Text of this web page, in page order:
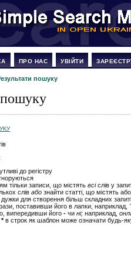
ПРО НАС УВІЙТИ
пошуку
пошуку
до регістру
тільки записи, що містятьвсіслів у
слівабо знайти статті, що містять
для створення більш складних
поставивши його в лапки, наприклад,
випередивши його- чині; наприклад,
*в строк як шаблон може означати будь-